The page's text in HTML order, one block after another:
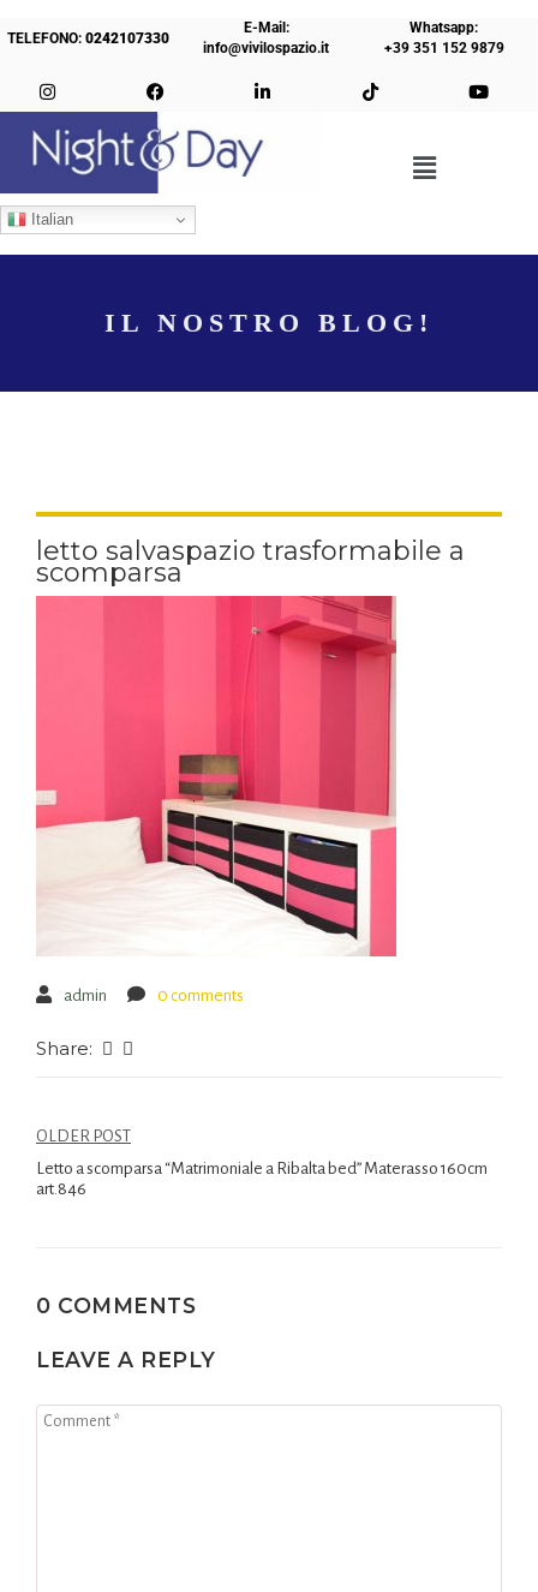
TELEFONO:0242107330
E-Mail:
info@vivilospazio.it
Whatsapp:
+39 351 152 9879
Italian
IL NOSTRO BLOG!
letto salvaspazio trasformabile a
scomparsa
admin 0 comments
Share:
OLDER POST
Letto a scomparsa “Matrimoniale a Ribalta bed” Materasso 160cm
art.846
0 COMMENTS
LEAVE A REPLY